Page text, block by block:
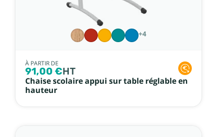
+4
À PARTIR DE
91,00 €HT
Chaise scolaire appui sur table réglable en
hauteur